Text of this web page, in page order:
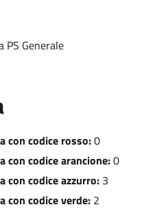
PS Generale
con codice rosso:0
con codice arancione:0
con codice azzurro: 3
con codice verde: 2